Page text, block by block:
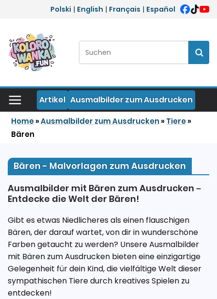
Zum Inhalt springen
Polski | English | Français | Español
Suchen:
Artikel Ausmalbilder zum Ausdrucken
Home»Ausmalbilder zum Ausdrucken» Tiere»
Bären
Bären - Malvorlagen zum Ausdrucken
Ausmalbilder mit Bären zum Ausdrucken –
Entdecke die Welt der Bären!
Gibt es etwas Niedlicheres als einen flauschigen
Bären, der darauf wartet, von dir in wunderschöne
Farben getaucht zu werden? Unsere Ausmalbilder
mit Bären zum Ausdrucken bieten eine einzigartige
Gelegenheit für dein Kind, die vielfältige Welt dieser
sympathischen Tiere durch kreatives Spielen zu
entdecken!